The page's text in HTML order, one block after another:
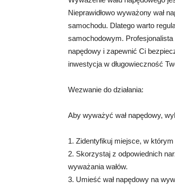
Nieprawidłowo wyważony wał
samochodu. Dlatego warto
samochodowym. Profesjonalista
napędowy i zapewnić Ci
inwestycja w długowieczność
Wezwanie do działania:
Aby wyważyć wał napędowy,
1. Zidentyfikuj miejsce, w
2. Skorzystaj z odpowiednich
wyważania wałów.
3. Umieść wał napędowy na